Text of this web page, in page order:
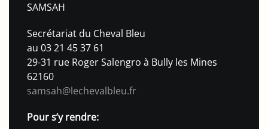
SAMSAH
Secrétariat du Cheval Bleu
au 03 21 45 37 61
29-31 rue Roger Salengro à Bully les Mines
62160
samsah@lechevalbleu.fr
Pour s’y rendre: